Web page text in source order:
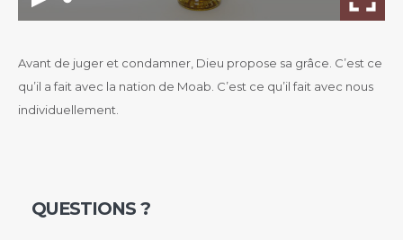
Avant de juger et condamner, Dieu propose sa grâce. C’est ce
qu’il a fait avec la nation de Moab. C’est ce qu’il fait avec nous
individuellement.
QUESTIONS ?